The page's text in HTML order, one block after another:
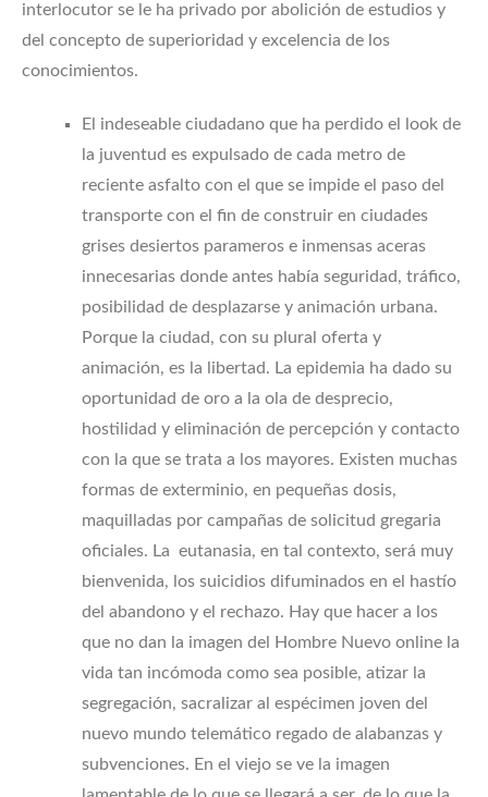
interlocutor se le ha privado por abolición de estudios y
del concepto de superioridad y excelencia de los
conocimientos.
El indeseable ciudadano que ha perdido el look de
la juventud es expulsado de cada metro de
reciente asfalto con el que se impide el paso del
transporte con el fin de construir en ciudades
grises desiertos parameros e inmensas aceras
innecesarias donde antes había seguridad, tráfico,
posibilidad de desplazarse y animación urbana.
Porque la ciudad, con su plural oferta y
animación, es la libertad. La epidemia ha dado su
oportunidad de oro a la ola de desprecio,
hostilidad y eliminación de percepción y contacto
con la que se trata a los mayores. Existen muchas
formas de exterminio, en pequeñas dosis,
maquilladas por campañas de solicitud gregaria
oficiales. La eutanasia, en tal contexto, será muy
bienvenida, los suicidios difuminados en el hastío
del abandono y el rechazo. Hay que hacer a los
que no dan la imagen del Hombre Nuevo online la
vida tan incómoda como sea posible, atizar la
segregación, sacralizar al espécimen joven del
nuevo mundo telemático regado de alabanzas y
subvenciones. En el viejo se ve la imagen